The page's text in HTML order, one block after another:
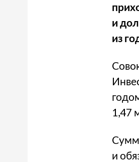
и
из
1,47
и